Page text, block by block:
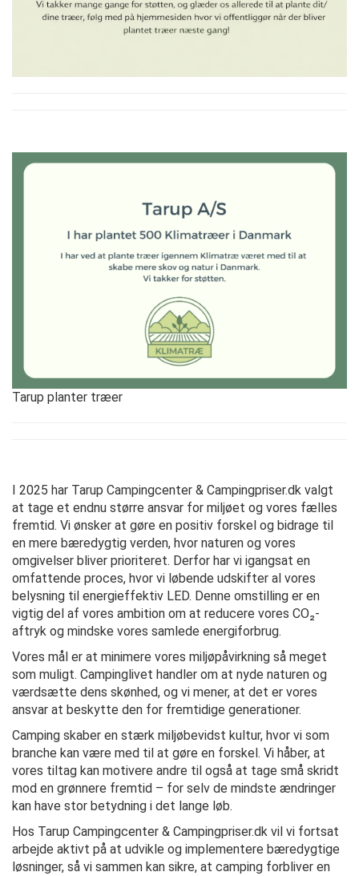
Tarup planter træer
I 2025 har Tarup Campingcenter & Campingpriser.dk valgt
at tage et endnu større ansvar for miljøet og vores fælles
fremtid. Vi ønsker at gøre en positiv forskel og bidrage til
en mere bæredygtig verden, hvor naturen og vores
omgivelser bliver prioriteret. Derfor har vi igangsat en
omfattende proces, hvor vi løbende udskifter al vores
belysning til energieffektiv LED. Denne omstilling er en
vigtig del af vores ambition om at reducere vores CO₂-
aftryk og mindske vores samlede energiforbrug.
Vores mål er at minimere vores miljøpåvirkning så meget
som muligt. Campinglivet handler om at nyde naturen og
værdsætte dens skønhed, og vi mener, at det er vores
ansvar at beskytte den for fremtidige generationer.
Camping skaber en stærk miljøbevidst kultur, hvor vi som
branche kan være med til at gøre en forskel. Vi håber, at
vores tiltag kan motivere andre til også at tage små skridt
mod en grønnere fremtid – for selv de mindste ændringer
kan have stor betydning i det lange løb.
Hos Tarup Campingcenter & Campingpriser.dk vil vi fortsat
arbejde aktivt på at udvikle og implementere bæredygtige
løsninger, så vi sammen kan sikre, at camping forbliver en